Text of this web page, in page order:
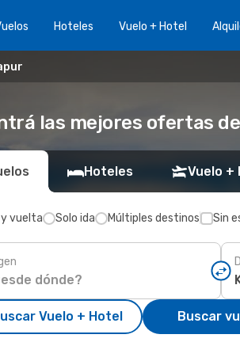
Hoteles Vuelo + Hotel
las mejores ofertas
Hoteles Vuelo +
y vuelta Solo ida Múltiples destinos Sin
Vuelo + Hotel Buscar